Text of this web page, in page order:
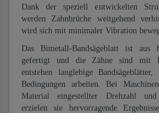
Dank der speziell entwickelten
werden Zahnbrüche weitgehend
wird sich mit minimaler Vibration
Das Bimetall-Bandsägeblatt ist aus
gefertigt und die Zähne sind mit
entstehen langlebige
Bedingungen arbeiten. Bei
Material eingestellter Drehzahl
erzielen sie hervorragende